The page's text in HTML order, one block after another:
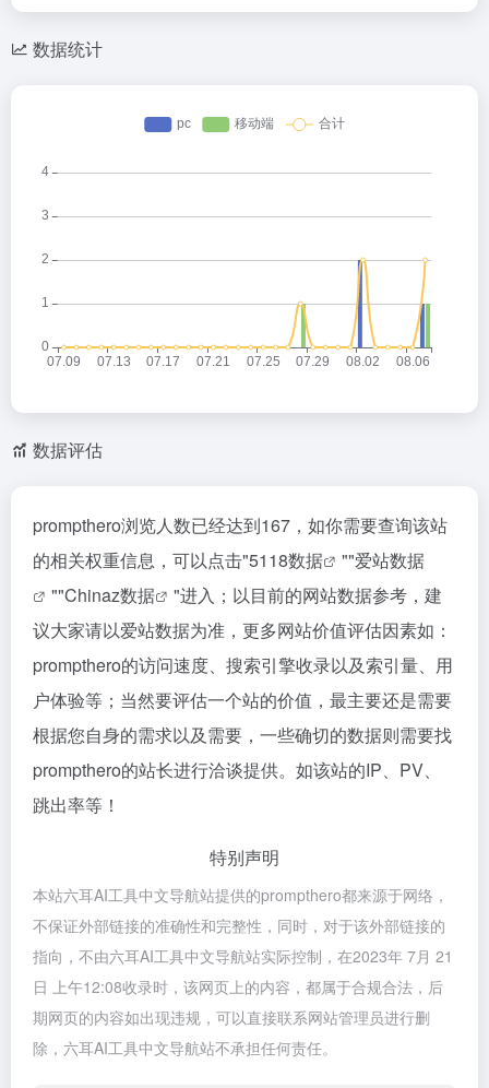
数据统计
数据评估
prompthero浏览人数已经达到167，如你需要查询该站
的相关权重信息，可以点击"5118数据 ""爱站数据
""Chinaz数据
"进入；以目前的网站数据参考，建
议大家请以爱站数据为准，更多网站价值评估因素如：
prompthero的访问速度、搜索引擎收录以及索引量、用
户体验等；当然要评估一个站的价值，最主要还是需要
根据您自身的需求以及需要，一些确切的数据则需要找
prompthero的站长进行洽谈提供。如该站的IP、PV、
跳出率等！
特别声明
本站六耳AI工具中文导航站提供的prompthero都来源于网络，
不保证外部链接的准确性和完整性，同时，对于该外部链接的
指向，不由六耳AI工具中文导航站实际控制，在2023年 7月 21
日 上午12:08收录时，该网页上的内容，都属于合规合法，后
期网页的内容如出现违规，可以直接联系网站管理员进行删
除，六耳AI工具中文导航站不承担任何责任。